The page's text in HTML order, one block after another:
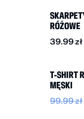
RÓŻOWE
39.99zł
T-SHIRT
MĘSKI
99.99zł